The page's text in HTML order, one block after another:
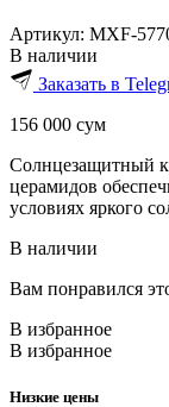
Артикул: MXF-
В наличии
Заказать в
156 000 сум
Солнцезащитный
церамидов
условиях яркого
В наличии
Вам понравился
В избранное
В избранное
Низкие цены